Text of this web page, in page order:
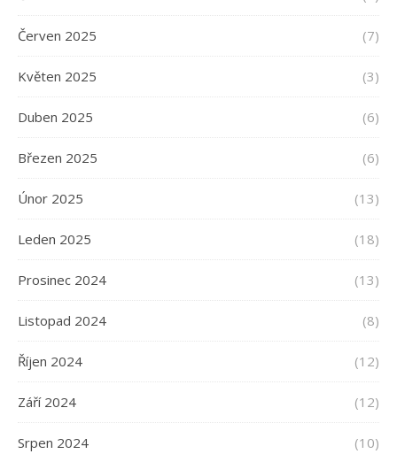
Červen 2025 (7)
Květen 2025 (3)
Duben 2025 (6)
Březen 2025 (6)
Únor 2025 (13)
Leden 2025 (18)
Prosinec 2024 (13)
Listopad 2024 (8)
Říjen 2024 (12)
Září 2024 (12)
Srpen 2024 (10)